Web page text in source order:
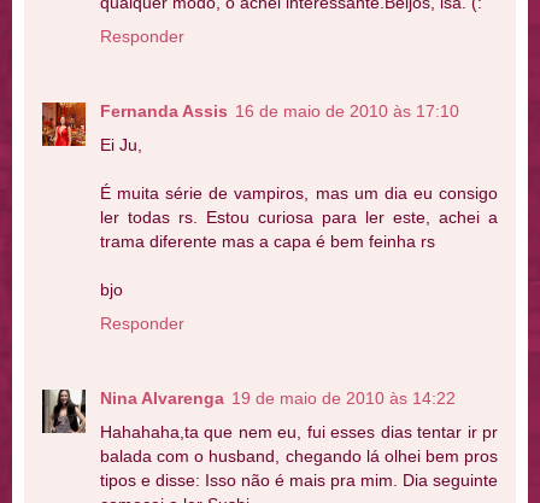
Responder
Fernanda Assis 16 de maio de 2010 às 17:10
Ei Ju,
É muita série de vampiros, mas um dia eu consigo
ler todas rs. Estou curiosa para ler este, achei a
trama diferente mas a capa é bem feinha rs
bjo
Responder
Nina Alvarenga 19 de maio de 2010 às 14:22
Hahahaha,ta que nem eu, fui esses dias tentar ir pr
balada com o husband, chegando lá olhei bem pros
tipos e disse: Isso não é mais pra mim. Dia seguinte